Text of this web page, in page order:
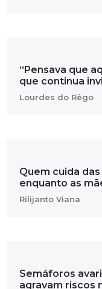
“Pensava que
que continua
Lourdes do Rêgo
Quem cuida
enquanto as
Rilijanto Viana
Semáforos
agravam riscos